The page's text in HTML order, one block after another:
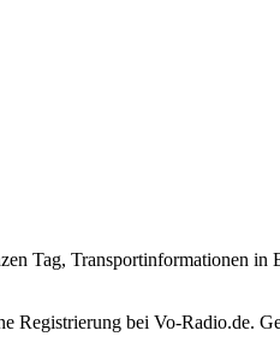
Tag, Transportinformationen in
Registrierung bei Vo-Radio.de.